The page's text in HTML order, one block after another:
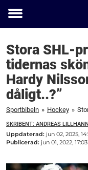
Toggle
Stora SHL-
tidernas
Hardy
dåligt..?”
Sportbibeln » Hockey »
SKRIBENT: ANDREAS
Uppdaterad: jun 02, 2025,
Publicerad: jun 01, 2022, 17:03